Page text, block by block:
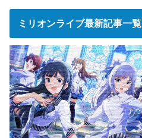
ミリオンライブ最新記事一覧